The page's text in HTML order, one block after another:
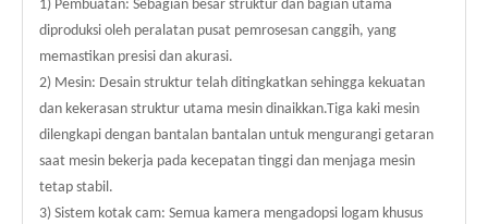
1) Pembuatan: Sebagian besar struktur dan bagian utama
diproduksi oleh peralatan pusat pemrosesan canggih, yang
memastikan presisi dan akurasi.
2) Mesin: Desain struktur telah ditingkatkan sehingga kekuatan
dan kekerasan struktur utama mesin dinaikkan.Tiga kaki mesin
dilengkapi dengan bantalan bantalan untuk mengurangi getaran
saat mesin bekerja pada kecepatan tinggi dan menjaga mesin
tetap stabil.
3) Sistem kotak cam: Semua kamera mengadopsi logam khusus